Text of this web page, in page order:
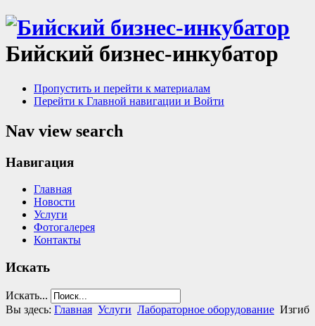
Бийский бизнес-инкубатор
Пропустить и перейти к материалам
Перейти к Главной навигации и Войти
Nav view search
Навигация
Главная
Новости
Услуги
Фотогалерея
Контакты
Искать
Искать...
Вы здесь: Главная Услуги Лабораторное оборудование Изгиб